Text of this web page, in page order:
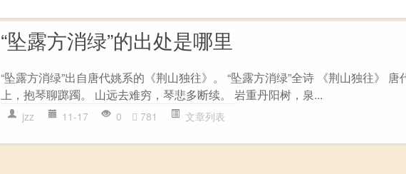
“坠露方消绿”的出处是哪里
“坠露方消绿”出自唐代姚系的《荆山独往》。 “坠露方消绿”全诗 《荆山独往》 唐
上，抱琴聊踯躅。 山远去难穷，琴悲多断续。 岩重丹阳树，泉...
jzz 11-17 0 781 文章列表